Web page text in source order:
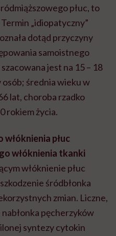
płuc, to
„idiopatyczny”
dotąd przyczyny
samoistnego
jest na 15 – 18
średnia wieku w
lat, choroba rzadko
rokiem życia.
płuc
włóknienia tkanki
włóknienie płuc
śródbłonka
zmian. Liczne,
pęcherzyków
syntezy cytokin